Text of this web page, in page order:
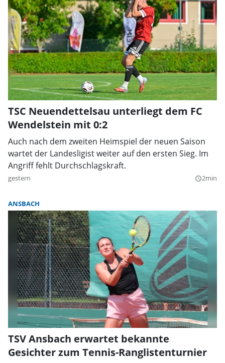
TSC Neuendettelsau unterliegt dem FC
Wendelstein mit 0:2
Auch nach dem zweiten Heimspiel der neuen Saison
wartet der Landesligist weiter auf den ersten Sieg. Im
Angriff fehlt Durchschlagskraft.
gestern query_builder2min
ANSBACH
TSV Ansbach erwartet bekannte
Gesichter zum Tennis-Ranglistenturnier